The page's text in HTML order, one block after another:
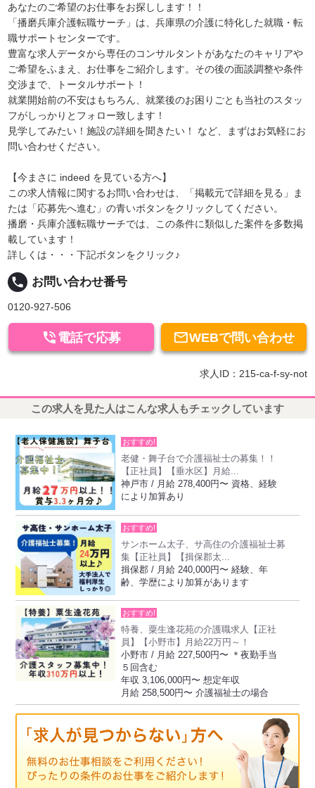
あなたのご希望のお仕事をお探しします！！
「播磨兵庫介護転職サーチ」は、兵庫県の介護に特化した就職・転
職サポートセンターです。
豊富な求人データから専任のコンサルタントがあなたのキャリアや
ご希望をふまえ、お仕事をご紹介します。その後の面談調整や条件
交渉まで、トータルサポート！
就業開始前の不安はもちろん、就業後のお困りごとも当社のスタッ
フがしっかりとフォロー致します！
見学してみたい！施設の詳細を聞きたい！ など、まずはお気軽にお
問い合わせください。
【今まさに indeed を見ている方へ】
この求人情報に関するお問い合わせは、「掲載元で詳細を見る」ま
たは「応募先へ進む」の青いボタンをクリックしてください。
播磨・兵庫介護転職サーチでは、この条件に類似した案件を多数掲
載しています！
詳しくは・・・下記ボタンをクリック♪
local_phone お問い合わせ番号
0120-927-506
WEBで問い合わせ
 電話で応募
求人ID：215-ca-f-sy-not
この求人を見た人はこんな求人もチェックしています
おすすめ!
老健・舞子台で介護福祉士の募集！！
【正社員】【垂水区】月給...
神戸市 / 月給 278,400円〜 資格、経験
により加算あり
おすすめ!
サンホーム太子、サ高住の介護福祉士募
集【正社員】【揖保郡太...
揖保郡 / 月給 240,000円〜 経験、年
齢、学歴により加算があります
おすすめ!
特養、粟生逢花苑の介護職求人【正社
員】【小野市】月給22万円～！
小野市 / 月給 227,500円〜 ＊夜勤手当
５回含む
年収 3,106,000円〜 想定年収
月給 258,500円〜 介護福祉士の場合